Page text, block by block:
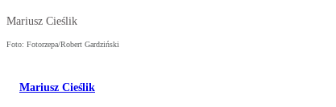
Mariusz Cieślik
Foto: Fotorzepa/Robert Gardziński
Mariusz Cieślik